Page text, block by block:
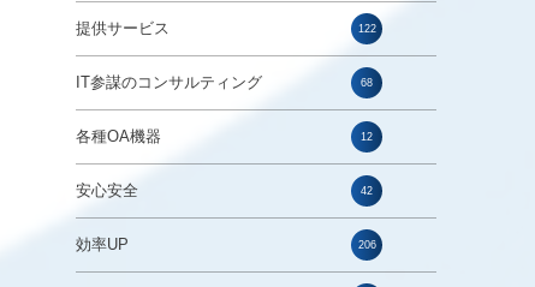
提供サービス 122
IT参謀のコンサルティング 68
各種OA機器 12
安心安全 42
効率UP 206